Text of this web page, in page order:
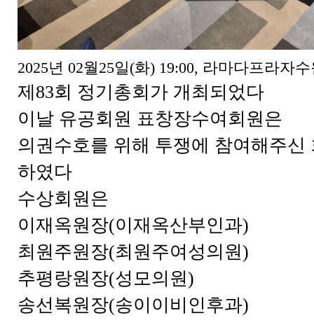
2025년 02월25일(화) 19:00, 라마다프라자
제83회 정기총회가 개최되었다
이날 유공회원 표창장수여회원은
의권수호를 위해 투쟁에 참여해주신
하였다
수상회원은
이재옥원장(이재옥산부인과)
최원주원장(최원주여성의원)
추평랑원장(성모의원)
송선복원장(송이이비인후과)